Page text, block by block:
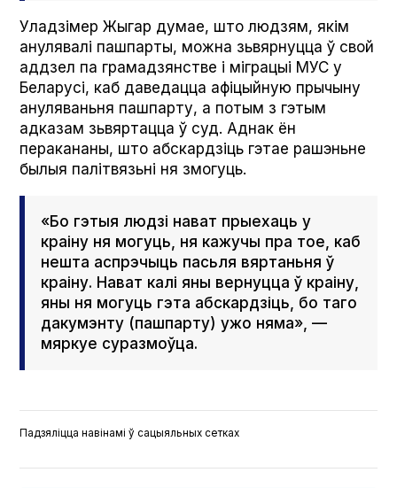
Уладзімер Жыгар думае, што людзям, якім
анулявалі пашпарты, можна зьвярнуцца ў свой
аддзел па грамадзянстве і міграцыі МУС у
Беларусі, каб даведацца афіцыйную прычыну
ануляваньня пашпарту, а потым з гэтым
адказам зьвяртацца ў суд. Аднак ён
перакананы, што абскардзіць гэтае рашэньне
былыя палітвязьні ня змогуць.
«Бо гэтыя людзі нават прыехаць у
краіну ня могуць, ня кажучы пра тое, каб
нешта аспрэчыць пасьля вяртаньня ў
краіну. Нават калі яны вернуцца ў краіну,
яны ня могуць гэта абскардзіць, бо таго
дакумэнту (пашпарту) ужо няма», —
мяркуе суразмоўца.
Падзяліцца навінамі ў сацыяльных сетках